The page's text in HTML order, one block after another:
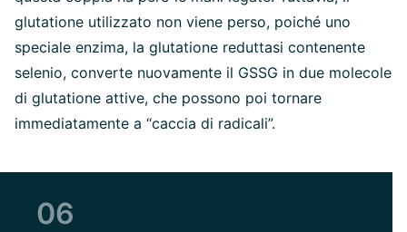
glutatione utilizzato non viene perso, poiché uno
speciale enzima, la glutatione reduttasi contenente
selenio, converte nuovamente il GSSG in due molecole
di glutatione attive, che possono poi tornare
immediatamente a “caccia di radicali”.
06